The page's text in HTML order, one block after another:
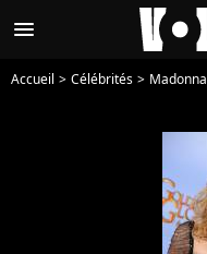
menu
Accueil Célébrités Madonna